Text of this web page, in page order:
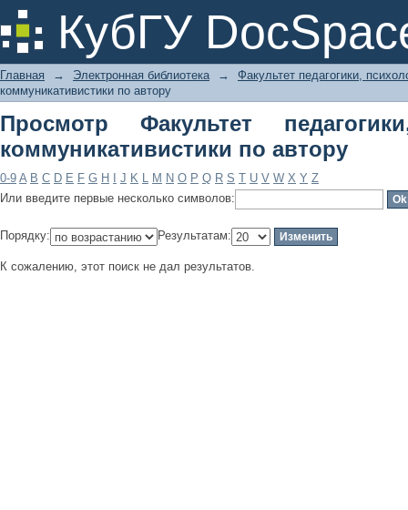
КубГУ
Просмотр Факультет
автору
Главная → Электронная библиотека →
Факультет педагогики,
коммуникативистики по автору
Просмотр Факультет
коммуникативистики по автору
0-9 A B C D E F G H J K L M N O P Q R S T U V W X Y Z
Или введите первые несколько символов:
Порядку: Результатам:
К сожалению, этот поиск не дал результатов.